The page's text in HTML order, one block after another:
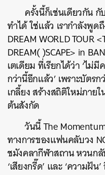
ครั้งนี้ก็เช่นเดียวกัน
ทำได้ ใช่แล้ว เรากำลังพูด
DREAM WORLD TOUR
DREAM( )SCAPE> in
เตเดียม ที่เรียกได้ว่า ‘ไม่
กว่านี้อีกแล้ว’ เพราะบัตร
เกลี้ยง สร้างสถิติใหม่ภาย
ต้นสังกัด
วันนี้ The
ทางการของแฟนคลับวง
ชมังคลากีฬาสถาน หวนกลั
‘เสียงกรี๊ด’ และ ‘ความฝัน